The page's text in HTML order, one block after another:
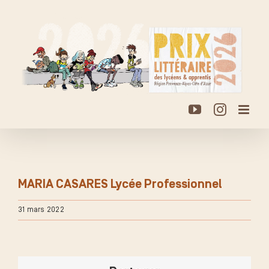
YouTube
MARIA CASARES Lycée Professionnel
31 mars 2022